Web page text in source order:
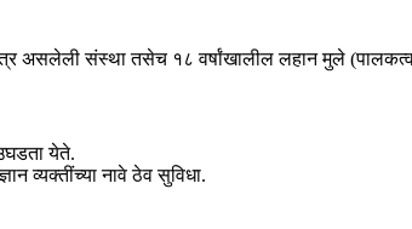
असलेली संस्था तसेच १८ वर्षांखालील लहान मुले
येते.
व्यक्तींच्या नावे ठेव सुविधा.